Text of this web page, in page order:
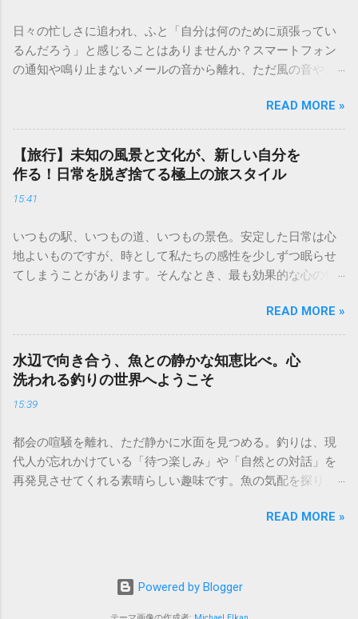
日々の忙しさに追われ、ふと「自分は何のために頑張ってい
るんだろう」と感じることはありませんか？スマートフォン
の通知や鳴り止まないメールの音から離れ、ただ風の音や土
ャンプは単なるレジャーではなく、心身をリセットするため
の「自分回帰」の儀式。五感を研ぎ澄ませ、自然の一部にな
ることで、驚くほど心が軽くなるのを実感できるはずです。
今回は、初心者の方でも安心して始められる、人生を豊かに
するキャンプの魅力と実践的なノウハウを詳しくお届けしま
す。 焚き火の音と星空に癒やされる「非日常」の作り方 キャ
パチと薪がはぜる音、ゆらゆらと揺れるオレンジ色の炎に
は、「1/fゆらぎ」と呼ばれるリラックス効果があると言われ
ています。 焚き火を最大限に楽しむためのポイント 薪の種類
いナラやクヌギなどの広葉樹を組み合わせるのがコツです。
デジタルデトックスの徹底： 焚き火を眺める間だけは、スマ
ートフォンをカバンに仕舞いましょう。視覚が炎に集中する
ことで、瞑想に近い深いリラックス状態を得られます。 夜が
リ（音量に注意）を使って星を探すのも良いですが、何も考
えずにただ星を数える。そんな「何もしない時間」こそが、
日常のストレスを溶かしてくれます。野外で淹れるコーヒー
や、焚き火で焼いたマシュマロといった小さなご褒美が、非
日常をより特別なものにしてくれるでしょう。 一生使い続け
要なのは、**「長く愛用できる信頼性の高い基本装備」**に
READ MORE »
【旅行】未知の風景と文化が、新しい自分を
作る！日常を脱ぎ捨てる極上の旅スタイル
15:41
いつもの駅、いつもの道、いつもの景色。安定した日常は心
地よいものですが、時として私たちの感性を少しずつ眠らせ
てしまうことがあります。そんなとき、最も効果的な心の特
土地ならではのスパイスの香りに触れ、言葉の通じない相手
と笑顔で通じ合う。旅先で出会う未知の風景や文化は、私た
ちの凝り固まった価値観を心地よく解きほぐしてくれます。
移動の先に待っているのは、新しい景色だけではありませ
ん。日常の役割から解放され、純粋な好奇心を取り戻した
「新しい自分」との再会です。今回は、人生の質を高めるた
計画の段階から旅は始まっている。心躍る目的地選び 旅の最
大の楽しみは、実は出発前の「妄想」にあると言っても過言
ではありません。地図を広げ、ガイドブックをめくり、現地
が始まっている瞬間です。 目的地を選ぶ際のヒント 直感を信
心が動いた場所を選ぶことが、満足度の高い旅に繋がりま
READ MORE »
水辺で向き合う、魚との静かな知恵比べ。心
洗われる釣りの世界へようこそ
15:39
都会の喧騒を離れ、ただ静かに水面を見つめる。釣りは、現
代人が忘れかけている「待つ楽しみ」や「自然との対話」を
再発見させてくれる素晴らしい趣味です。魚の気配を探り、
わる力強い「引き」を感じたとき、日常の悩みはどこかへ吹
い知恵比べの舞台に立つことができます。今回は、これから
釣りを始めたい方や、もっと釣果を伸ばしたいと考えている
方に向けて、釣りの魅力を最大限に引き出すための秘訣をご
READ MORE »
Powered by Blogger